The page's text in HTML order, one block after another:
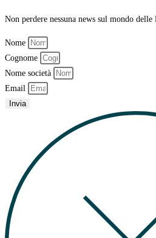
Non perdere nessuna news sul mondo
Nome
Cognome
Nome società
Email
Invia